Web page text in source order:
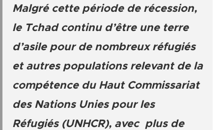
Malgré cette période de récession,
le Tchad continu d’être une terre
d’asile pour de nombreux réfugiés
et autres populations relevant de la
compétence du Haut Commissariat
des Nations Unies pour les
Réfugiés (UNHCR), avec plus de